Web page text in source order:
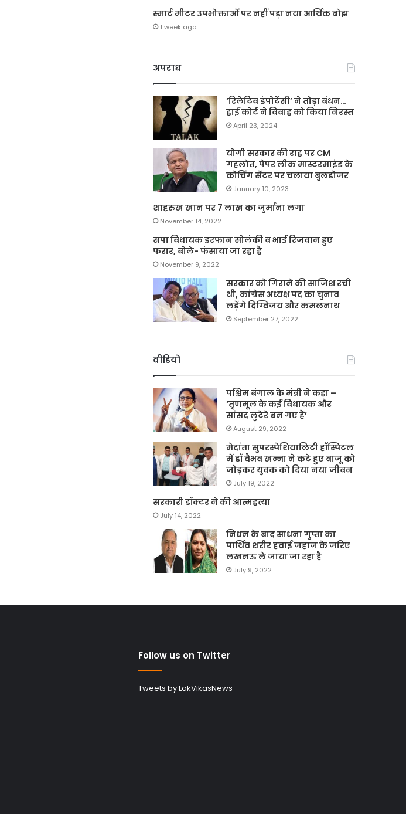
स्मार्ट मीटर उपभोक्ताओं पर नहीं पड़ा नया आर्थिक बोझ
1 week ago
अपराध
‘रिलेटिव इंपोटेंसी’ ने तोड़ा बंधन…
हाई कोर्ट ने विवाह को किया निरस्त
April 23, 2024
योगी सरकार की राह पर CM
गहलोत, पेपर लीक मास्टरमाइंड के
कोचिंग सेंटर पर चलाया बुलडोजर
January 10, 2023
शाहरुख खान पर 7 लाख का जुर्माना लगा
November 14, 2022
सपा विधायक इरफान सोलंकी व भाई रिजवान हुए
फरार, बोले- फंसाया जा रहा है
November 9, 2022
सरकार को गिराने की साजिश रची
थी, कांग्रेस अध्यक्ष पद का चुनाव
लड़ेंगे दिग्विजय और कमलनाथ
September 27, 2022
वीडियो
पश्चिम बंगाल के मंत्री ने कहा –
‘तृणमूल के कई विधायक और
सांसद लुटेरे बन गए हैं’
August 29, 2022
मेदांता सुपरस्पेशियालिटी हॉस्पिटल
में डॉ वैभव खन्ना ने कटे हुए बाजू को
जोड़कर युवक को दिया नया जीवन
July 19, 2022
सरकारी डॉक्टर ने की आत्महत्या
July 14, 2022
निधन के बाद साधना गुप्ता का
पार्थिव शरीर हवाई जहाज के जरिए
लखनऊ ले जाया जा रहा है
July 9, 2022
Follow us on Twitter
Tweets by LokVikasNews